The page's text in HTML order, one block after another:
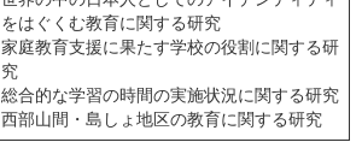
をはぐくむ教育に関する研究
家庭教育支援に果たす学校の役割に関する研
究
総合的な学習の時間の実施状況に関する研究
西部山間・島しょ地区の教育に関する研究